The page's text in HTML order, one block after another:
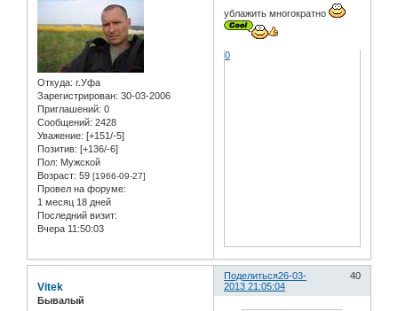
Откуда: г.Уфа
Зарегистрирован: 30-03-2006
Приглашений: 0
Сообщений: 2428
Уважение: [+151/-5]
Позитив: [+136/-6]
Пол: Мужской
Возраст: 59 [1966-09-27]
Провел на форуме:
1 месяц 18 дней
Последний визит:
Вчера 11:50:03
ублажить многократно
0
Поделиться 40
26-03-
2013 21:05:04
Vitek
Бывалый